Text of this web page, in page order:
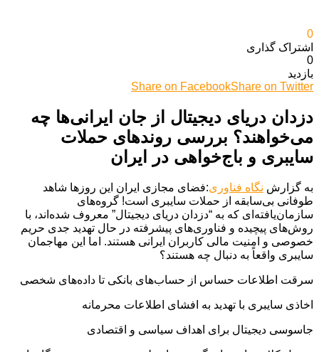
0
اشتراک گذاری‌
0
بازدید
Share on FacebookShare on Twitter
دزدان دریای دیجیتال از جان ایرانی‌ها چه
می‌خواهند؟ بررسی روندهای حملات
سایبری و باج‌خواهی در ایران
به گزارش نگاه فناوری:فضای مجازی ایران این روزها شاهد
طوفانی بی‌سابقه از حملات سایبری است! گروه‌های
سازمان‌یافته‌ای که به “دزدان دریای دیجیتال” معروف شده‌اند، با
روش‌های پیچیده و فناوری‌های پیشرفته در حال تهدید جدی حریم
خصوصی و امنیت مالی کاربران ایرانی هستند. اما این مهاجمان
سایبری واقعاً به دنبال چه هستند؟
سرقت اطلاعات حساس از حساب‌های بانکی تا داده‌های شخصی
اخاذی سایبری با تهدید به افشای اطلاعات محرمانه
جاسوسی دیجیتال برای اهداف سیاسی و اقتصادی